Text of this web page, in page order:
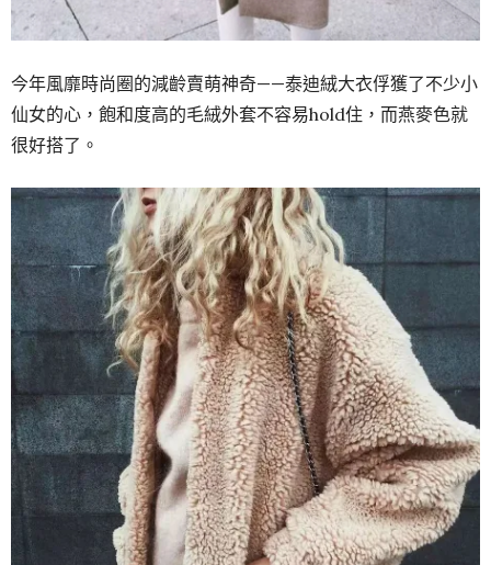
今年風靡時尚圈的減齡賣萌神奇——泰迪絨大衣俘獲了不少小
仙女的心，飽和度高的毛絨外套不容易hold住，而燕麥色就
很好搭了。